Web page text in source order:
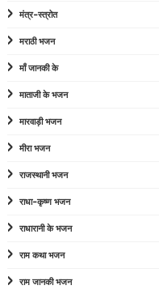
मंत्र-स्त्रोत
मराठी भजन
माँ जानकी के
माताजी के भजन
मारवाड़ी भजन
मीरा भजन
राजस्थानी भजन
राधा-कृष्ण भजन
राधारानी के भजन
राम कथा भजन
राम जानकी भजन